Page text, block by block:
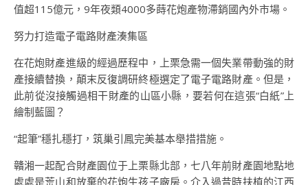
值超115億元，9年夜類4000多蒔花炮產物滯銷國內外市場。
努力打造電子電路財產湊集區
在花炮財產進級的經過歷程中，上栗急需一個失業帶動強的財
產接續替換，顛末反復調研終極選定了電子電路財產。但是，
此前從沒接觸過相干財產的山區小縣，要若何在這張“白紙”上
繪制藍圖？
“起筆”穩扎穩打，筑巢引鳳完美基本舉措措施。
贛湘一起配合財產園位于上栗縣北部，七八年前財產園地點地
處處是荒山和放棄的花炮生孩子廠房。介入過昔時扶植的江西